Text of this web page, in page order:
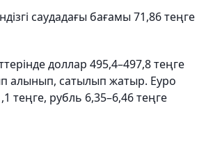
саудадағы бағамы 71,86 теңге
доллар 495,4–497,8 теңге
алынып, сатылып жатыр. Еуро
теңге, рубль 6,35–6,46 теңге